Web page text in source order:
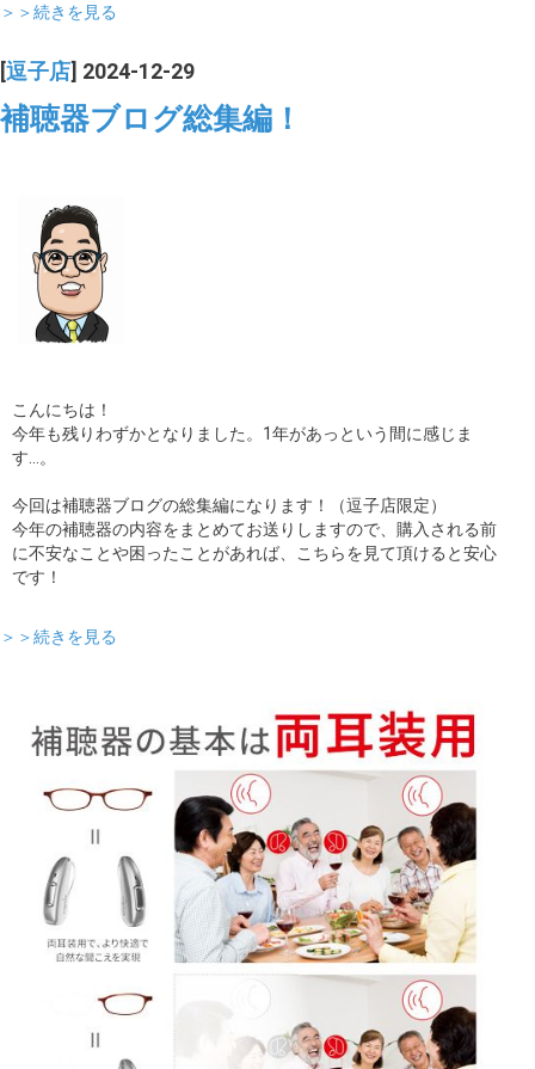
＞＞続きを見る
[逗子店] 2024-12-29
補聴器ブログ総集編！
こんにちは！
今年も残りわずかとなりました。1年があっという間に感じま
す…。
今回は補聴器ブログの総集編になります！（逗子店限定）
今年の補聴器の内容をまとめてお送りしますので、購入される前
に不安なことや困ったことがあれば、こちらを見て頂けると安心
です！
＞＞続きを見る